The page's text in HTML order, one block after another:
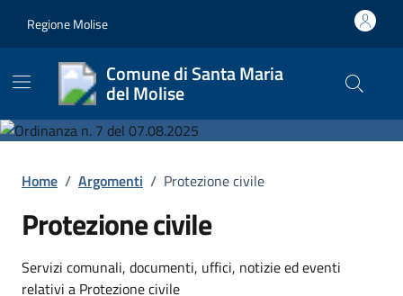
Regione Molise
Comune di Santa Maria
del Molise Cerca
Home / Argomenti / Protezione civile
Protezione civile
Dettagli dell'argomento
Servizi comunali, documenti, uffici, notizie ed eventi
relativi a Protezione civile